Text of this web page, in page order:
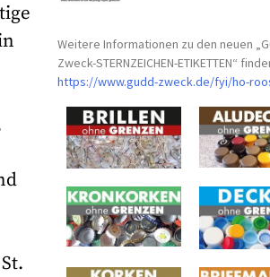
Weitere Informationen zu den neuen
Zweck-STERNZEICHEN-ETIKETTEN“
https://www.gudd-zweck.de/fyi/ho-